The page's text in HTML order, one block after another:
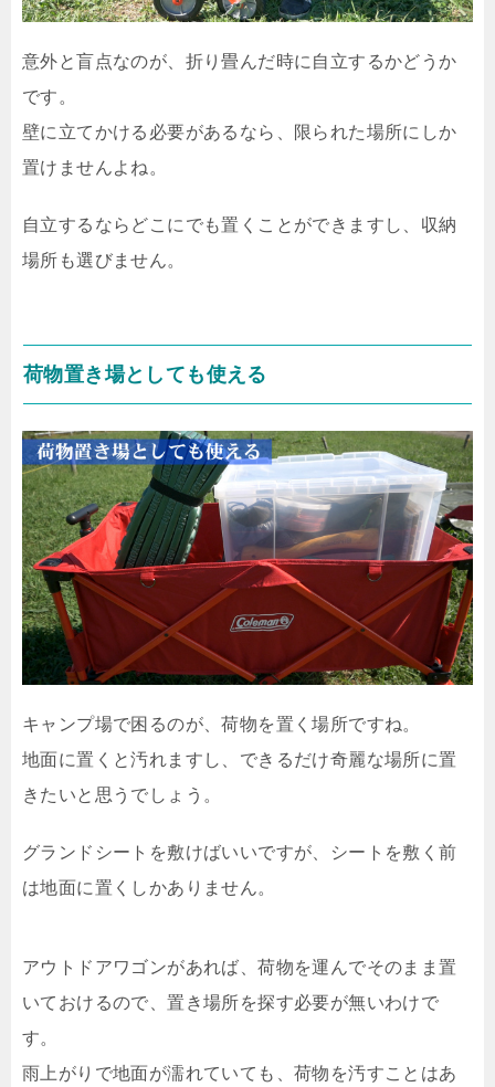
意外と盲点なのが、折り畳んだ時に自立するかどうか
です。
壁に立てかける必要があるなら、限られた場所にしか
置けませんよね。
自立するならどこにでも置くことができますし、収納
場所も選びません。
荷物置き場としても使える
キャンプ場で困るのが、荷物を置く場所ですね。
地面に置くと汚れますし、できるだけ奇麗な場所に置
きたいと思うでしょう。
グランドシートを敷けばいいですが、シートを敷く前
は地面に置くしかありません。
アウトドアワゴンがあれば、荷物を運んでそのまま置
いておけるので、置き場所を探す必要が無いわけで
す。
雨上がりで地面が濡れていても、荷物を汚すことはあ